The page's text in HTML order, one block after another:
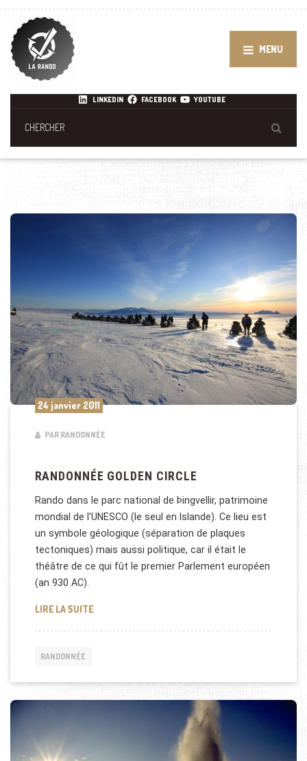
MENU
LINKEDIN FACEBOOK YOUTUBE
24 janvier 2011
PAR RANDONNÉE
RANDONNÉE GOLDEN CIRCLE
Rando dans le parc national de Þingvellir, patrimoine
mondial de l’UNESCO (le seul en Islande). Ce lieu est
un symbole géologique (séparation de plaques
tectoniques) mais aussi politique, car il était le
théâtre de ce qui fût le premier Parlement européen
(an 930 AC).
LIRE LA SUITERANDONNÉE GOLDEN CIRCLE
RANDONNÉE